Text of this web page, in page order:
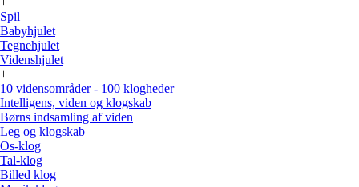
Spil
Babyhjulet
Tegnehjulet
Videnshjulet
+
10 vidensområder - 100 klogheder
Intelligens, viden og klogskab
Børns indsamling af viden
Leg og klogskab
Os-klog
Tal-klog
Billed klog